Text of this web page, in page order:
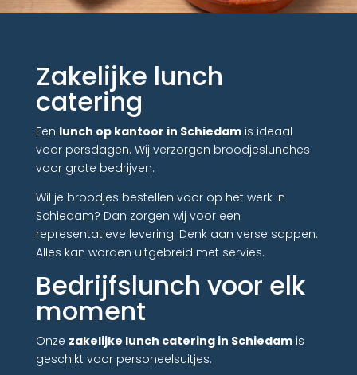
Zakelijke lunch
catering
Een lunch op kantoor in Schiedamis ideaal
voor persdagen. Wij verzorgen broodjeslunches
voor grote bedrijven.
Wil je broodjes bestellen voor op het werk in
Schiedam? Dan zorgen wij voor een
representatieve levering. Denk aan verse sappen.
Alles kan worden uitgebreid met servies.
Bedrijfslunch voor elk
moment
Onze zakelijke lunch catering in Schiedamis
geschikt voor personeelsuitjes.